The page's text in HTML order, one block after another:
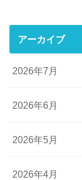
アーカイブ
2026年7月
2026年6月
2026年5月
2026年4月